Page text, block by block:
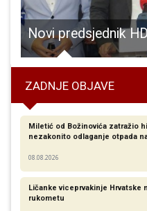
ZADNJE OBJAVE
Miletić od Božinovića zatražio
nezakonito odlaganje otpada
08.08.2026
Ličanke viceprvakinje Hrvatske
rukometu